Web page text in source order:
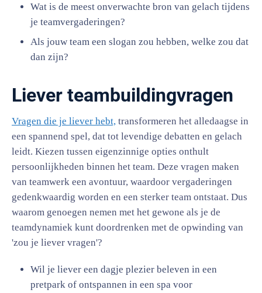
Wat is de meest onverwachte bron van gelach tijdens
je teamvergaderingen?
Als jouw team een slogan zou hebben, welke zou dat
dan zijn?
Liever teambuildingvragen
Vragen die je liever hebt, transformeren het alledaagse in
een spannend spel, dat tot levendige debatten en gelach
leidt. Kiezen tussen eigenzinnige opties onthult
persoonlijkheden binnen het team. Deze vragen maken
van teamwerk een avontuur, waardoor vergaderingen
gedenkwaardig worden en een sterker team ontstaat. Dus
waarom genoegen nemen met het gewone als je de
teamdynamiek kunt doordrenken met de opwinding van
'zou je liever vragen'?
Wil je liever een dagje plezier beleven in een
pretpark of ontspannen in een spa voor